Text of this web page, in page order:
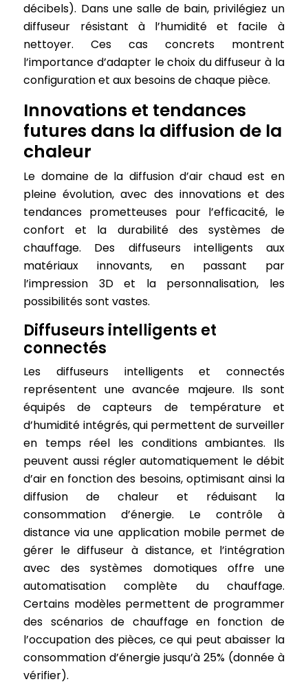
décibels). Dans une salle de bain, privilégiez un
diffuseur résistant à l’humidité et facile à
nettoyer. Ces cas concrets montrent
l’importance d’adapter le choix du diffuseur à la
configuration et aux besoins de chaque pièce.
Innovations et tendances
futures dans la diffusion de la
chaleur
Le domaine de la diffusion d’air chaud est en
pleine évolution, avec des innovations et des
tendances prometteuses pour l’efficacité, le
confort et la durabilité des systèmes de
chauffage. Des diffuseurs intelligents aux
matériaux innovants, en passant par
l’impression 3D et la personnalisation, les
possibilités sont vastes.
Diffuseurs intelligents et
connectés
Les diffuseurs intelligents et connectés
représentent une avancée majeure. Ils sont
équipés de capteurs de température et
d’humidité intégrés, qui permettent de surveiller
en temps réel les conditions ambiantes. Ils
peuvent aussi régler automatiquement le débit
d’air en fonction des besoins, optimisant ainsi la
diffusion de chaleur et réduisant la
consommation d’énergie. Le contrôle à
distance via une application mobile permet de
gérer le diffuseur à distance, et l’intégration
avec des systèmes domotiques offre une
automatisation complète du chauffage.
Certains modèles permettent de programmer
des scénarios de chauffage en fonction de
l’occupation des pièces, ce qui peut abaisser la
consommation d’énergie jusqu’à 25% (donnée à
vérifier).